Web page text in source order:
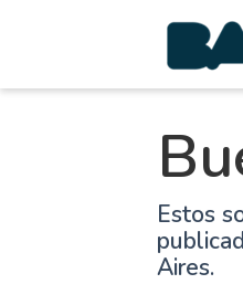
Estos
Aires.